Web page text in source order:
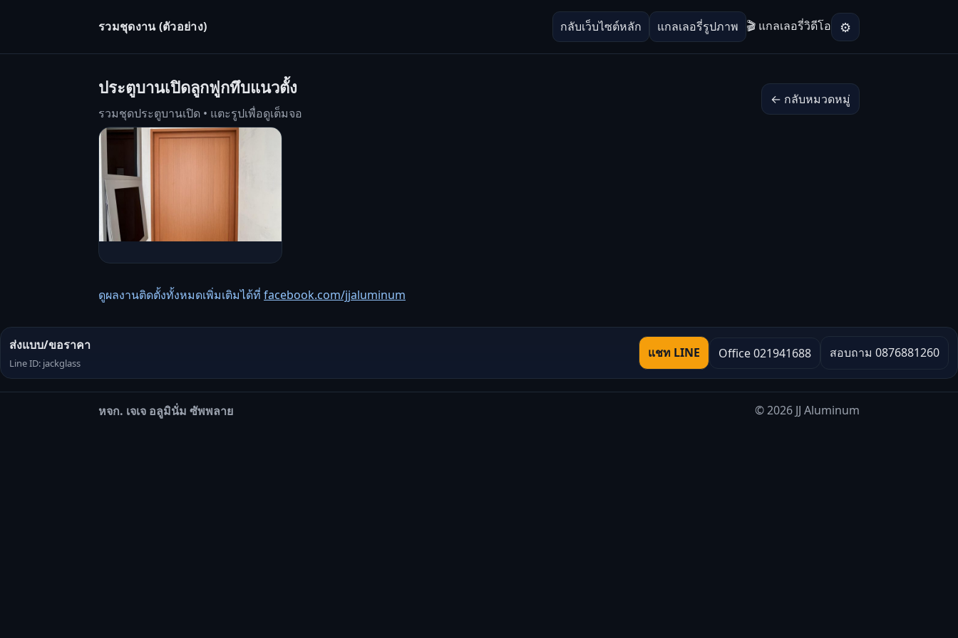
รวมชุดงาน (ตัวอย่าง) กลับเว็บไซต์หลัก แกลเลอรี่รูปภาพ 🎬 แกลเลอรี่วิดีโอ ⚙
ประตูบานเปิดลูกฟูกทึบแนวตั้ง
รวมชุดประตูบานเปิด • แตะรูปเพื่อดูเต็มจอ
← กลับหมวดหมู่
ดูผลงานติดตั้งทั้งหมดเพิ่มเติมได้ที่ facebook.com/jjaluminum
ส่งแบบ/ขอราคา
Line ID: jackglass
แชท LINE Office 021941688 สอบถาม 0876881260
หจก. เจเจ อลูมินั่ม ซัพพลาย © 2026 JJ Aluminum